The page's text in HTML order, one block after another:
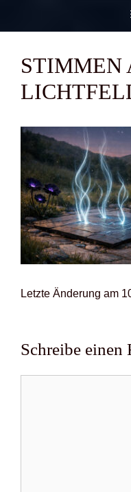
STIM­MEN
Letz­te Ände­rung am
Schreibe einen